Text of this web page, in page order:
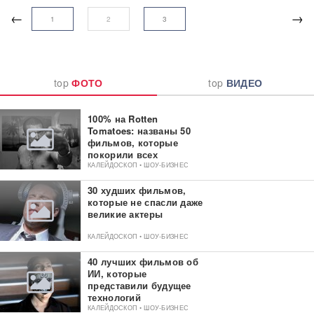
← →
1 2 3
topФОТО top ВИДЕО
100% на Rotten
Tomatoes: названы 50
фильмов, которые
покорили всех
критиков
КАЛЕЙДОСКОП • ШОУ-БИЗНЕС
30 худших фильмов,
которые не спасли даже
великие актеры
КАЛЕЙДОСКОП • ШОУ-БИЗНЕС
40 лучших фильмов об
ИИ, которые
представили будущее
технологий
КАЛЕЙДОСКОП • ШОУ-БИЗНЕС